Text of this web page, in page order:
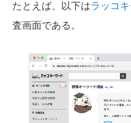
たとえば、以下はラッコ
査画面である。